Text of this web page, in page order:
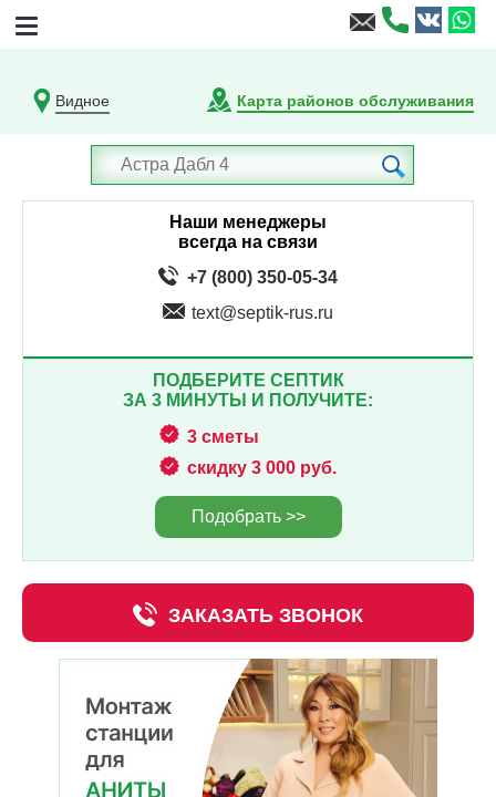
Видное Карта районов обслуживания
Наши менеджеры
всегда на связи
+7 (800) 350-05-34
text@septik-rus.ru
ПОДБЕРИТЕ СЕПТИК
ЗА 3 МИНУТЫ И ПОЛУЧИТЕ:
3 сметы
скидку 3 000 руб.
Подобрать >>
ЗАКАЗАТЬ ЗВОНОК